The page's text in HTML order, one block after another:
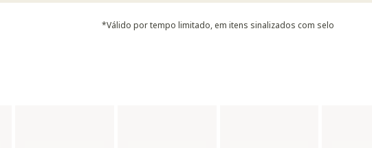
*Válido por tempo limitado, em itens sinalizados com selo